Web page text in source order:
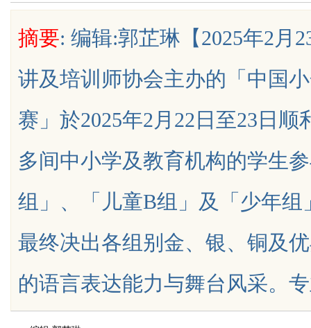
uz
摘要: 编辑:郭芷琳【2025年2月
讲及培训师协会主办的「中国
赛」於2025年2月22日至23日
多间中小学及教育机构的学生
组」、「儿童B组」及「少年
最终决出各组别金、银、铜及
的语言表达能力与舞台风采。
条，巨一，焊锡，无 靠谱